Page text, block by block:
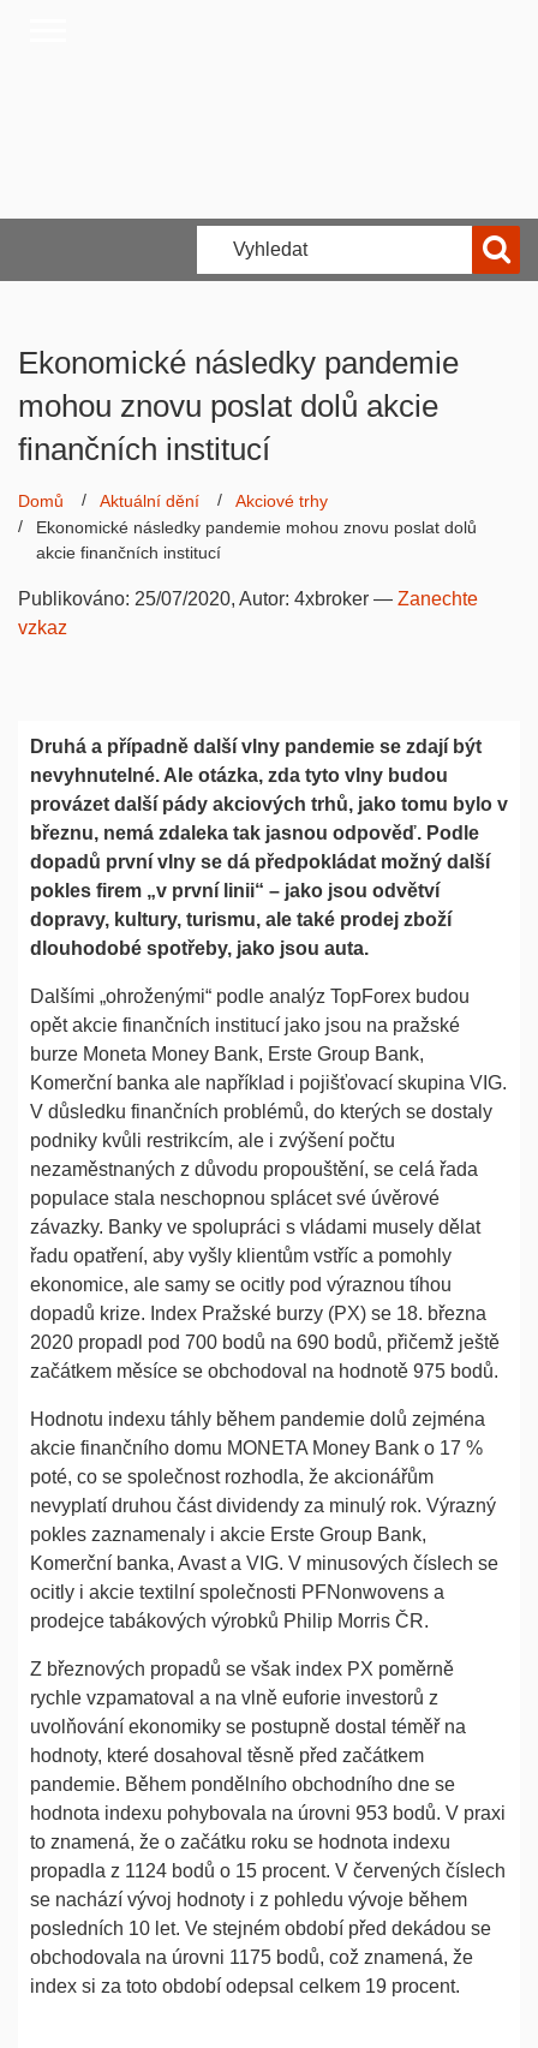
Ekonomické následky pandemie
mohou znovu poslat dolů akcie
finančních institucí
Domů Aktuální dění
Akciové trhy
Ekonomické následky pandemie mohou znovu poslat dolů
akcie finančních institucí
Publikováno: 25/07/2020, Autor: 4xbroker — Zanechte
vzkaz
Druhá a případně další vlny pandemie se zdají být
nevyhnutelné. Ale otázka, zda tyto vlny budou
provázet další pády akciových trhů, jako tomu bylo v
březnu, nemá zdaleka tak jasnou odpověď. Podle
dopadů první vlny se dá předpokládat možný další
pokles firem „v první linii“ – jako jsou odvětví
dopravy, kultury, turismu, ale také prodej zboží
dlouhodobé spotřeby, jako jsou auta.
Dalšími „ohroženými“ podle analýz TopForex budou
opět akcie finančních institucí jako jsou na pražské
burze Moneta Money Bank, Erste Group Bank,
Komerční banka ale například i pojišťovací skupina VIG.
V důsledku finančních problémů, do kterých se dostaly
podniky kvůli restrikcím, ale i zvýšení počtu
nezaměstnaných z důvodu propouštění, se celá řada
populace stala neschopnou splácet své úvěrové
závazky. Banky ve spolupráci s vládami musely dělat
řadu opatření, aby vyšly klientům vstříc a pomohly
ekonomice, ale samy se ocitly pod výraznou tíhou
dopadů krize. Index Pražské burzy (PX) se 18. března
2020 propadl pod 700 bodů na 690 bodů, přičemž ještě
začátkem měsíce se obchodoval na hodnotě 975 bodů.
Hodnotu indexu táhly během pandemie dolů zejména
akcie finančního domu MONETA Money Bank o 17 %
poté, co se společnost rozhodla, že akcionářům
nevyplatí druhou část dividendy za minulý rok. Výrazný
pokles zaznamenaly i akcie Erste Group Bank,
Komerční banka, Avast a VIG. V minusových číslech se
ocitly i akcie textilní společnosti PFNonwovens a
prodejce tabákových výrobků Philip Morris ČR.
Z březnových propadů se však index PX poměrně
rychle vzpamatoval a na vlně euforie investorů z
uvolňování ekonomiky se postupně dostal téměř na
hodnoty, které dosahoval těsně před začátkem
pandemie. Během pondělního obchodního dne se
hodnota indexu pohybovala na úrovni 953 bodů. V praxi
to znamená, že o začátku roku se hodnota indexu
propadla z 1124 bodů o 15 procent. V červených číslech
se nachází vývoj hodnoty i z pohledu vývoje během
posledních 10 let. Ve stejném období před dekádou se
obchodovala na úrovni 1175 bodů, což znamená, že
index si za toto období odepsal celkem 19 procent.